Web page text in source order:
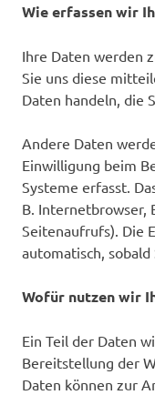
Wie erfassen wir
Ihre Daten werden
Sie uns diese
Daten handeln, die
Andere Daten
Einwilligung beim
Systeme erfasst.
B. Internetbrowser,
Seitenaufrufs). Die
automatisch,
Wofür nutzen wir
Ein Teil der Daten
Bereitstellung der
Daten können zur